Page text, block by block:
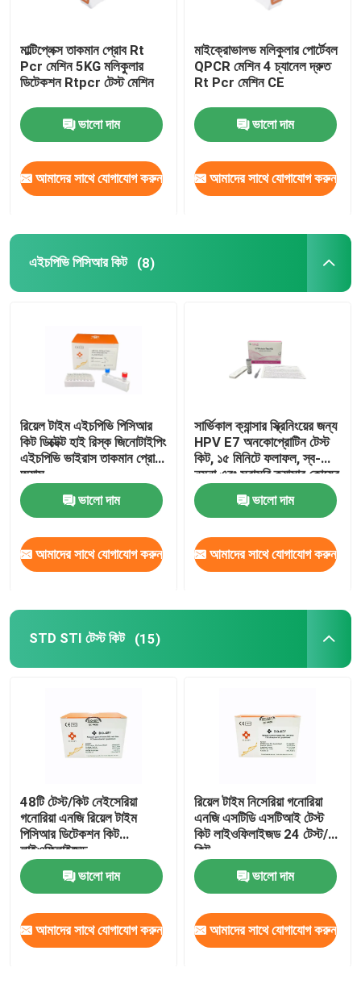
মাল্টিপ্লেক্স তাকমান প্রোব Rt
Pcr মেশিন 5KG মলিকুলার
ডিটেকশন Rtpcr টেস্ট মেশিন
ভালো দাম
আমাদের সাথে যোগাযোগ করুন
মাইক্রোভালভ মলিকুলার পোর্টেবল
QPCR মেশিন 4 চ্যানেল দ্রুত
Rt Pcr মেশিন CE
ভালো দাম
আমাদের সাথে যোগাযোগ করুন
এইচপিভি পিসিআর কিট (8)
রিয়েল টাইম এইচপিভি পিসিআর
কিট ডিক্টেক্ট হাই রিস্ক জিনোটাইপিং
এইচপিভি ভাইরাস তাকমান প্রোব
অ্যাস
ভালো দাম
আমাদের সাথে যোগাযোগ করুন
সার্ভিকাল ক্যান্সার স্ক্রিনিংয়ের জন্য
HPV E7 অনকোপ্রোটিন টেস্ট
কিট, ১৫ মিনিটে ফলাফল, স্ব-
নমুনা এবং সরাসরি ক্যান্সার কোষের
প্রোটিন সনাক্তকরণ
ভালো দাম
আমাদের সাথে যোগাযোগ করুন
STD STI টেস্ট কিট (15)
48টি টেস্ট/কিট নেইসেরিয়া
গনোরিয়া এনজি রিয়েল টাইম
পিসিআর ডিটেকশন কিট
লাইওফিলাইজড
ভালো দাম
আমাদের সাথে যোগাযোগ করুন
রিয়েল টাইম নিসেরিয়া গনোরিয়া
এনজি এসটিডি এসটিআই টেস্ট
কিট লাইওফিলাইজড 24 টেস্ট/
কিট
ভালো দাম
আমাদের সাথে যোগাযোগ করুন